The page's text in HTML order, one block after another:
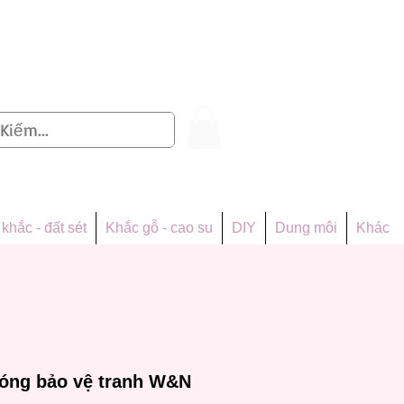
- đất sét Khắc gỗ - cao su DIY Dung môi Khác
bảo vệ tranh W&N